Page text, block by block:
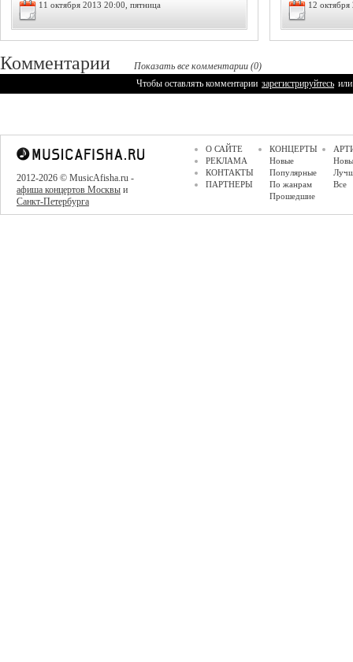
11 октября 2013 20:00, пятница 12
Комментарии
Показать все комментарии (0)
Чтобы оставлять комментарии зарегистрируйтесь или
2012-2026 © MusicAfisha.ru -
афиша концертов Москвы и
Санкт-Петербурга
О САЙТЕ
РЕКЛАМА
КОНТАКТЫ
ПАРТНЕРЫ
КОНЦЕРТЫ
Новые
Популярные
По жанрам
Прошедшие
Все